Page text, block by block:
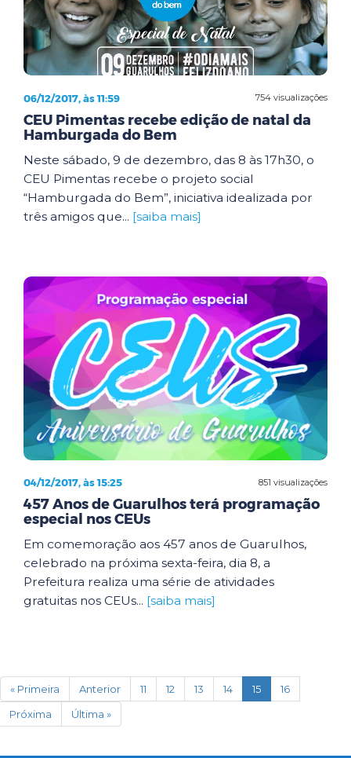
754 visualizações
06/12/2017, às 11:59
CEU Pimentas recebe edição de natal da
Hamburgada do Bem
Neste sábado, 9 de dezembro, das 8 às 17h30, o
CEU Pimentas recebe o projeto social
“Hamburgada do Bem”, iniciativa idealizada por
três amigos que... [saiba mais]
851 visualizações
04/12/2017, às 15:25
457 Anos de Guarulhos terá programação
especial nos CEUs
Em comemoração aos 457 anos de Guarulhos,
celebrado na próxima sexta-feira, dia 8, a
Prefeitura realiza uma série de atividades
gratuitas nos CEUs... [saiba mais]
« Primeira Anterior 11 12 13 14 15(current)
16
Próxima
Última »